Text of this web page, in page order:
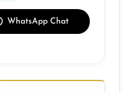
WhatsApp Chat